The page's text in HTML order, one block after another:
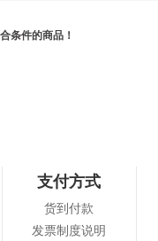
条件的商品！
支付方式
货到付款
发票制度说明